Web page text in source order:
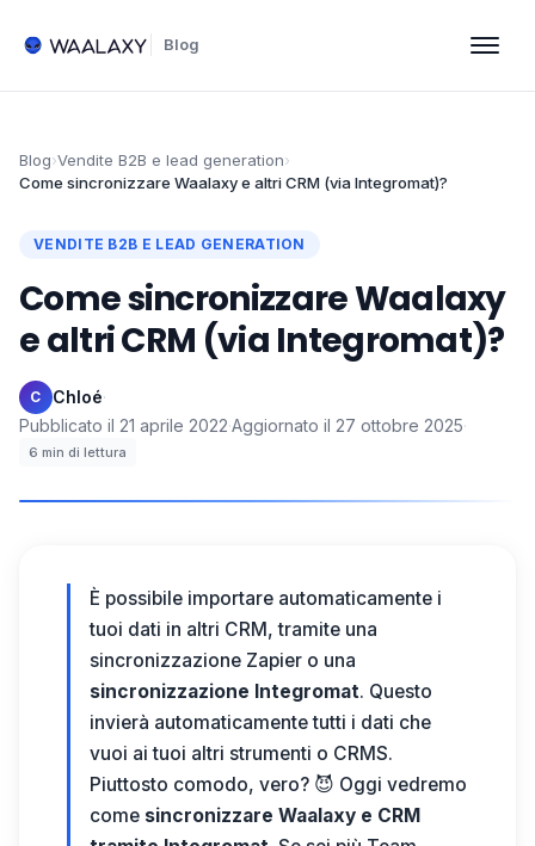
Blog
Blog›Vendite B2B e lead generation›
Come sincronizzare Waalaxy e altri CRM (via Integromat)?
VENDITE B2B E LEAD GENERATION
Come sincronizzare Waalaxy
e altri CRM (via Integromat)?
C Chloé·
Pubblicato il 21 aprile 2022·Aggiornato il 27 ottobre 2025·
6 min di lettura
È possibile importare automaticamente i
tuoi dati in altri CRM, tramite una
sincronizzazione Zapier o una
sincronizzazione Integromat. Questo
invierà automaticamente tutti i dati che
vuoi ai tuoi altri strumenti o CRMS.
Piuttosto comodo, vero? 😈 Oggi vedremo
come sincronizzare Waalaxy e CRM